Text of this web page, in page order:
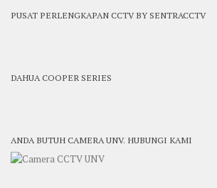
PUSAT PERLENGKAPAN CCTV BY SENTRACCTV
DAHUA COOPER SERIES
ANDA BUTUH CAMERA UNV. HUBUNGI KAMI